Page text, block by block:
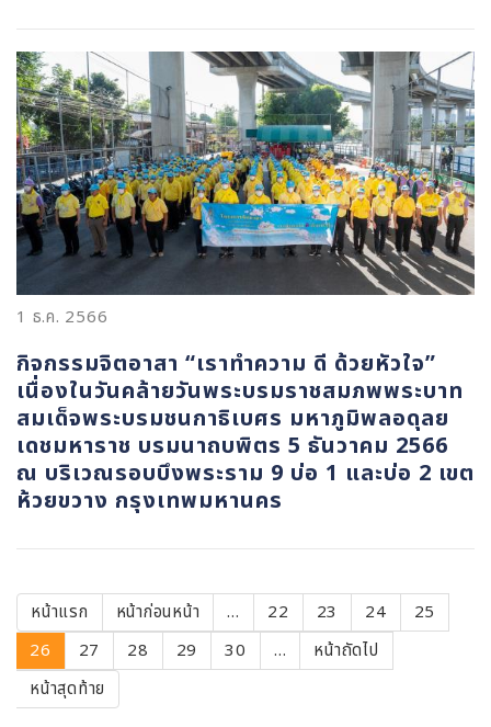
1 ธ.ค. 2566
กิจกรรมจิตอาสา “เราทำความ ดี ด้วยหัวใจ”
เนื่องในวันคล้ายวันพระบรมราชสมภพพระบาท
สมเด็จพระบรมชนกาธิเบศร มหาภูมิพลอดุลย
เดชมหาราช บรมนาถบพิตร 5 ธันวาคม 2566
ณ บริเวณรอบบึงพระราม 9 บ่อ 1 และบ่อ 2 เขต
ห้วยขวาง กรุงเทพมหานคร
Pagination
First
page
หน้าแรก
Previous
page
หน้าก่อนหน้า … Page
22 Page
23 Page
24 Page
25
Current
page
26 Page
27 Page
28 Page
29 Page
30 …
Next
page
หน้าถัดไป
หน้า
สุดท้าย
หน้าสุดท้าย